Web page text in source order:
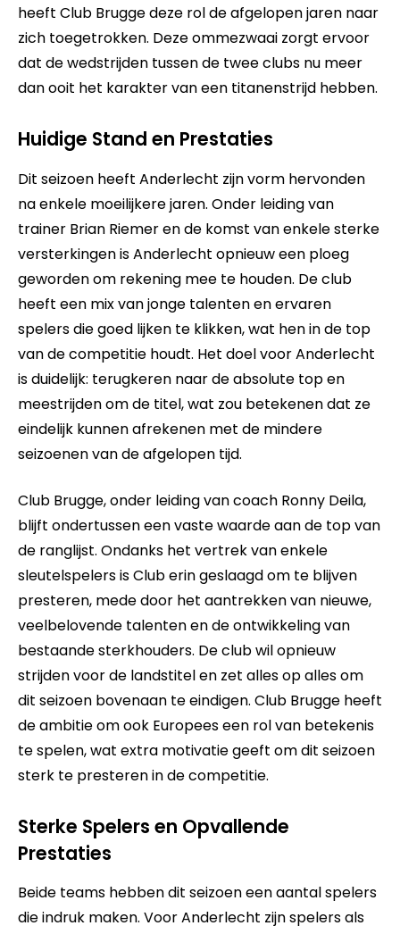
heeft Club Brugge deze rol de afgelopen jaren naar
zich toegetrokken. Deze ommezwaai zorgt ervoor
dat de wedstrijden tussen de twee clubs nu meer
dan ooit het karakter van een titanenstrijd hebben.
Huidige Stand en Prestaties
Dit seizoen heeft Anderlecht zijn vorm hervonden
na enkele moeilijkere jaren. Onder leiding van
trainer Brian Riemer en de komst van enkele sterke
versterkingen is Anderlecht opnieuw een ploeg
geworden om rekening mee te houden. De club
heeft een mix van jonge talenten en ervaren
spelers die goed lijken te klikken, wat hen in de top
van de competitie houdt. Het doel voor Anderlecht
is duidelijk: terugkeren naar de absolute top en
meestrijden om de titel, wat zou betekenen dat ze
eindelijk kunnen afrekenen met de mindere
seizoenen van de afgelopen tijd.
Club Brugge, onder leiding van coach Ronny Deila,
blijft ondertussen een vaste waarde aan de top van
de ranglijst. Ondanks het vertrek van enkele
sleutelspelers is Club erin geslaagd om te blijven
presteren, mede door het aantrekken van nieuwe,
veelbelovende talenten en de ontwikkeling van
bestaande sterkhouders. De club wil opnieuw
strijden voor de landstitel en zet alles op alles om
dit seizoen bovenaan te eindigen. Club Brugge heeft
de ambitie om ook Europees een rol van betekenis
te spelen, wat extra motivatie geeft om dit seizoen
sterk te presteren in de competitie.
Sterke Spelers en Opvallende
Prestaties
Beide teams hebben dit seizoen een aantal spelers
die indruk maken. Voor Anderlecht zijn spelers als